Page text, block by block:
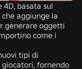
4D, basata sul
aggiunge la
generare oggetti
come i
tipi di
fornendo